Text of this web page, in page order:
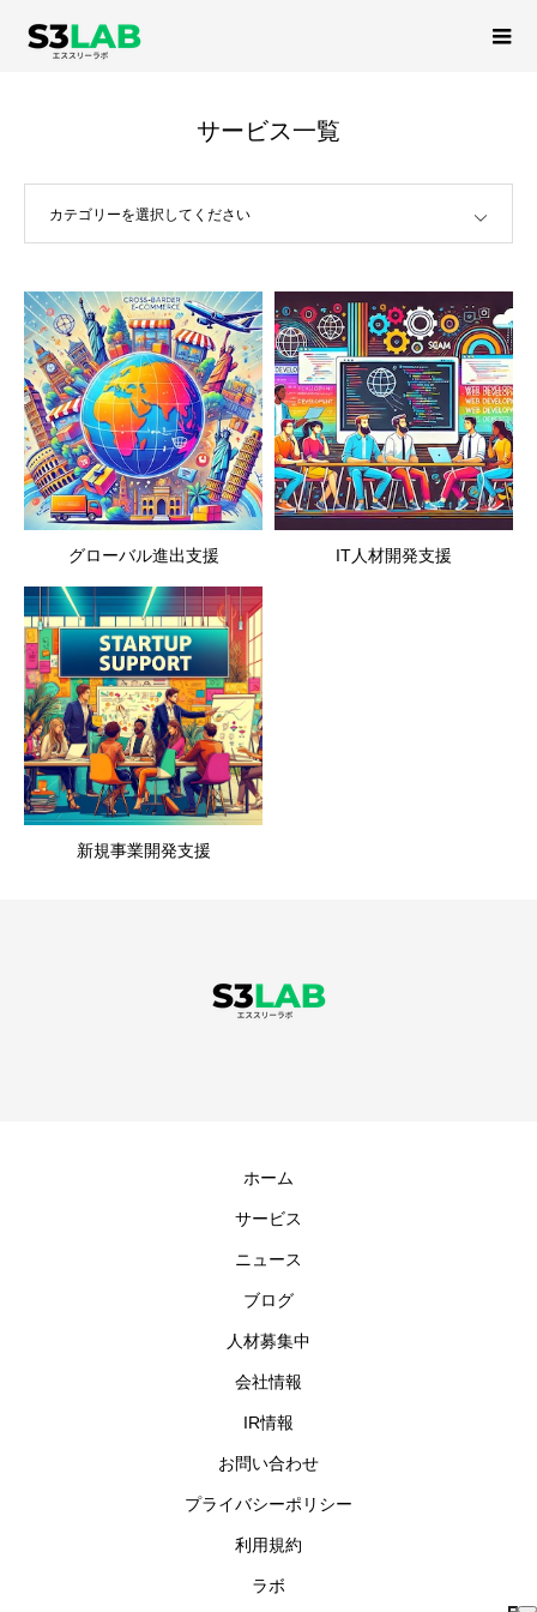
サービス一覧
カテゴリーを選択してください
グローバル進出支援 IT人材開発支援
新規事業開発支援
ホーム
サービス
ニュース
ブログ
人材募集中
会社情報
IR情報
お問い合わせ
プライバシーポリシー
利用規約
ラボ